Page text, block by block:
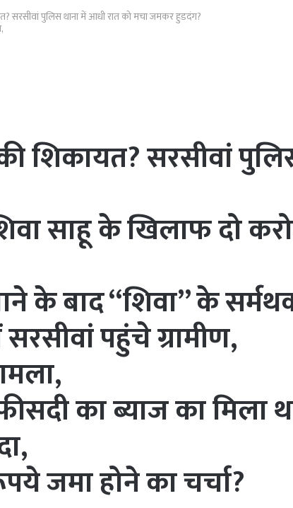
सरसीवां पुलिस थाना में आधी रात को मचा जमकर हुडदंग?
शिकायत? सरसीवां
साहू के खिलाफ दो
के बाद “शिवा” के
पहुंचे ग्रामीण,
का ब्याज का मिला
जमा होने का चर्चा?